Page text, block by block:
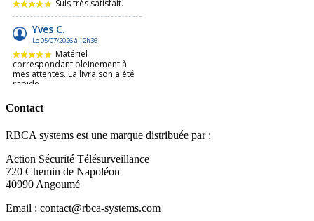
Contact
RBCA systems est une marque distribuée par :
Action Sécurité Télésurveillance
720 Chemin de Napoléon
40990 Angoumé
Email : contact@rbca-systems.com